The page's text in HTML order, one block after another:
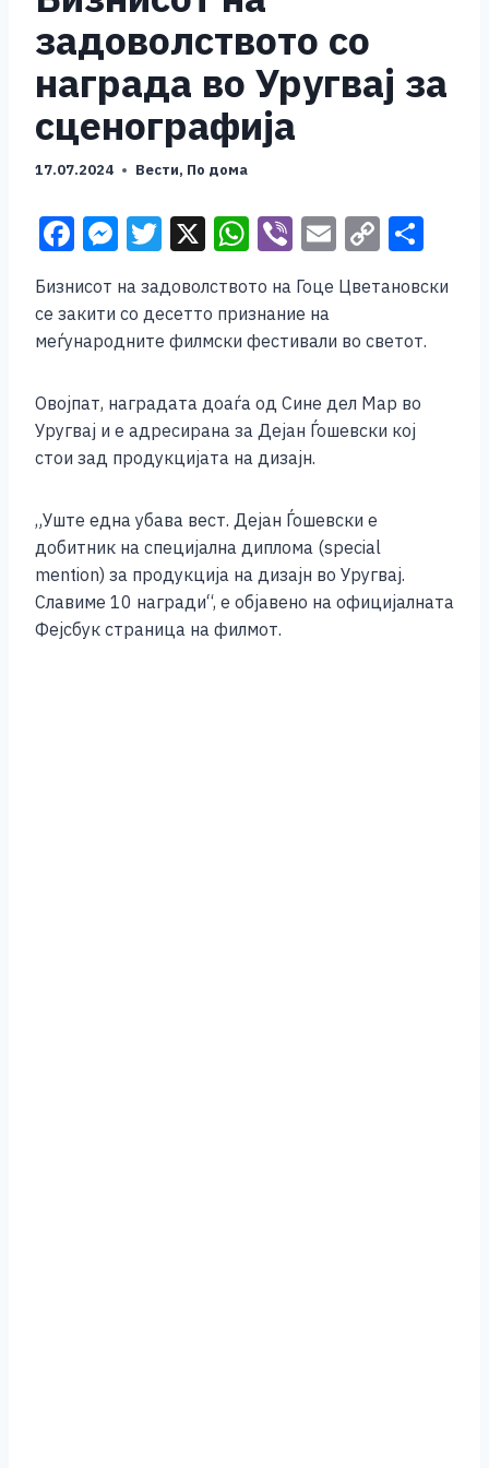
задоволството со
награда во Уругвај за
сценографија
17.07.2024 Вести, По дома
F
c
e
o
o
k
M
ss
e
g
er
T
tt
er
X W
at
s
p
p
Vi
b
er
E
m
ai
l
C
p
y
n
k
ar
e
Бизнисот на задоволството на Гоце Цветановски
се закити со десетто признание на
меѓународните филмски фестивали во светот.
Овојпат, наградата доаѓа од Сине дел Мар во
Уругвај и е адресирана за Дејан Ѓошевски кој
стои зад продукцијата на дизајн.
„Уште една убава вест. Дејан Ѓошевски е
добитник на специјална диплома (special
mention) за продукција на дизајн во Уругвај.
Славиме 10 награди“, е објавено на официјалната
Фејсбук страница на филмот.